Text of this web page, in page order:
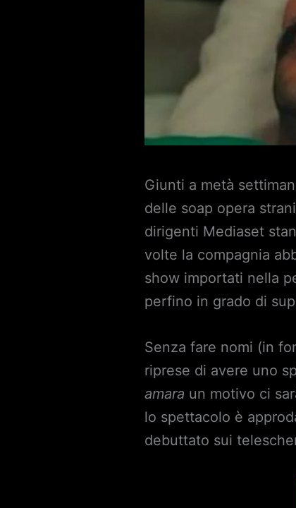
Giunti a metà
delle soap opera
dirigenti Mediaset
volte la compagnia
show importati nella
perfino in grado di
Senza fare nomi (in
riprese di avere uno
amara un motivo ci
lo spettacolo è
debuttato sui